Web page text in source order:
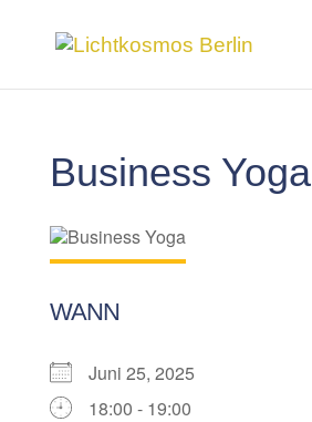
Business Yoga
WANN
Juni 25, 2025
18:00 - 19:00